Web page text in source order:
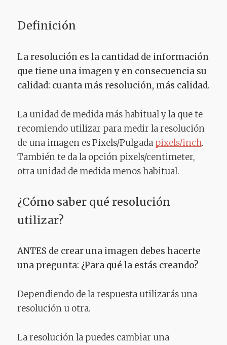
Definición
La resolución es la cantidad de información
que tiene una imagen y en consecuencia su
calidad: cuanta más resolución, más calidad.
La unidad de medida más habitual y la que te
recomiendo utilizar para medir la resolución
de una imagen es Pixels/Pulgada pixels/inch.
También te da la opción pixels/centimeter,
otra unidad de medida menos habitual.
¿Cómo saber qué resolución
utilizar?
ANTES de crear una imagen debes hacerte
una pregunta: ¿Para qué la estás creando?
Dependiendo de la respuesta utilizarás una
resolución u otra.
La resolución la puedes cambiar una